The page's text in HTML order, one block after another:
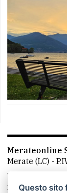
Merateonline
Merate (LC) -
Telefono:
mail:Questo sito